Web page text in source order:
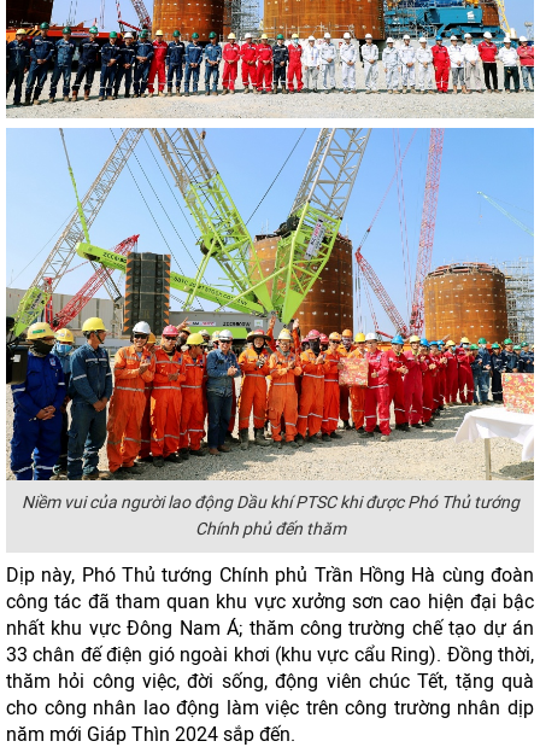
Niềm vui của người lao động Dầu khí PTSC khi được Phó Thủ tướng
Chính phủ đến thăm
Dịp này, Phó Thủ tướng Chính phủ Trần Hồng Hà cùng đoàn
công tác đã tham quan khu vực xưởng sơn cao hiện đại bậc
nhất khu vực Đông Nam Á; thăm công trường chế tạo dự án
33 chân đế điện gió ngoài khơi (khu vực cẩu Ring). Đồng thời,
thăm hỏi công việc, đời sống, động viên chúc Tết, tặng quà
cho công nhân lao động làm việc trên công trường nhân dịp
năm mới Giáp Thìn 2024 sắp đến.